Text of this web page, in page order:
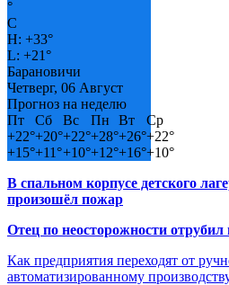
°
C
H: +33°
L: +21°
Барановичи
Четверг, 06 Август
Прогноз на неделю
Пт
Сб Вс Пн Вт
Ср
+22°+20°+22°+28°+26°+22°
+15°+11°+10°+12°+16°+10°
В спальном корпусе детского
произошёл пожар
Отец по неосторожности
Как предприятия переходят от
автоматизированному